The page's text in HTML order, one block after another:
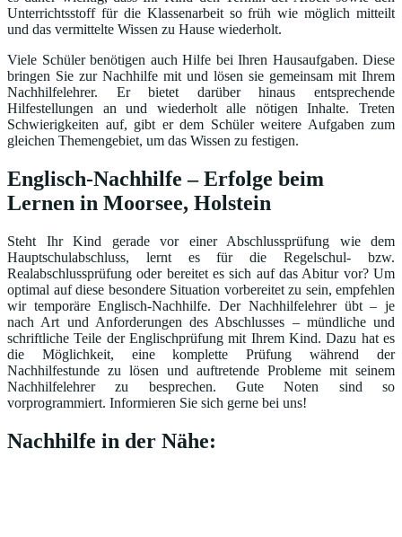
Unterrichtsstoff für die Klassenarbeit so früh wie möglich mitteilt
und das vermittelte Wissen zu Hause wiederholt.
Viele Schüler benötigen auch Hilfe bei Ihren Hausaufgaben. Diese
bringen Sie zur Nachhilfe mit und lösen sie gemeinsam mit Ihrem
Nachhilfelehrer. Er bietet darüber hinaus entsprechende
Hilfestellungen an und wiederholt alle nötigen Inhalte. Treten
Schwierigkeiten auf, gibt er dem Schüler weitere Aufgaben zum
gleichen Themengebiet, um das Wissen zu festigen.
Englisch-Nachhilfe – Erfolge beim
Lernen in Moorsee, Holstein
Steht Ihr Kind gerade vor einer Abschlussprüfung wie dem
Hauptschulabschluss, lernt es für die Regelschul- bzw.
Realabschlussprüfung oder bereitet es sich auf das Abitur vor? Um
optimal auf diese besondere Situation vorbereitet zu sein, empfehlen
wir temporäre Englisch-Nachhilfe. Der Nachhilfelehrer übt – je
nach Art und Anforderungen des Abschlusses – mündliche und
schriftliche Teile der Englischprüfung mit Ihrem Kind. Dazu hat es
die Möglichkeit, eine komplette Prüfung während der
Nachhilfestunde zu lösen und auftretende Probleme mit seinem
Nachhilfelehrer zu besprechen. Gute Noten sind so
vorprogrammiert. Informieren Sie sich gerne bei uns!
Nachhilfe in der Nähe: